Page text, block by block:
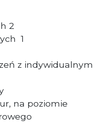
2
1
z indywidualnym
na poziomie